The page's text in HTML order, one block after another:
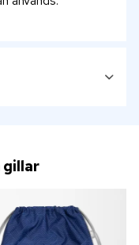
gillar